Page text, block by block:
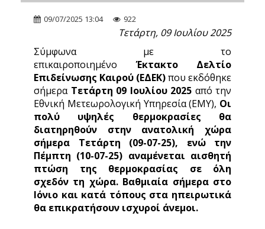
09/07/2025 13:04 922
Τετάρτη, 09 Ιουλίου 2025
Σύμφωνα με το
επικαιροποιημένοΈκτακτο Δελτίο
Επιδείνωσης Καιρού (ΕΔΕΚ)που εκδόθηκε
σήμερα Τετάρτη 09 Ιουλίου 2025 από την
Εθνική Μετεωρολογική Υπηρεσία (ΕΜΥ), Οι
πολύ υψηλές θερμοκρασίες θα
διατηρηθούν στην ανατολική χώρα
σήμερα Τετάρτη (09-07-25), ενώ την
Πέμπτη (10-07-25) αναμένεται αισθητή
πτώση της θερμοκρασίας σε όλη
σχεδόν τη χώρα. Βαθμιαία σήμερα στο
Ιόνιο και κατά τόπους στα ηπειρωτικά
θα επικρατήσουν ισχυροί άνεμοι.